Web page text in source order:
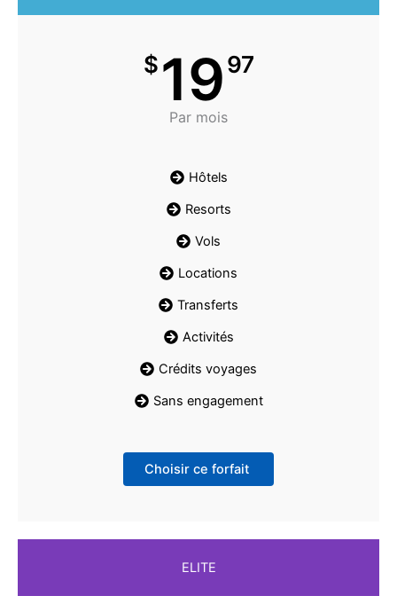
$1997
Par mois
Hôtels
Resorts
Vols
Locations
Transferts
Activités
Crédits voyages
Sans engagement
Choisir ce forfait
ELITE